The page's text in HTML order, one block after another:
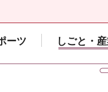
ーツ しごと・